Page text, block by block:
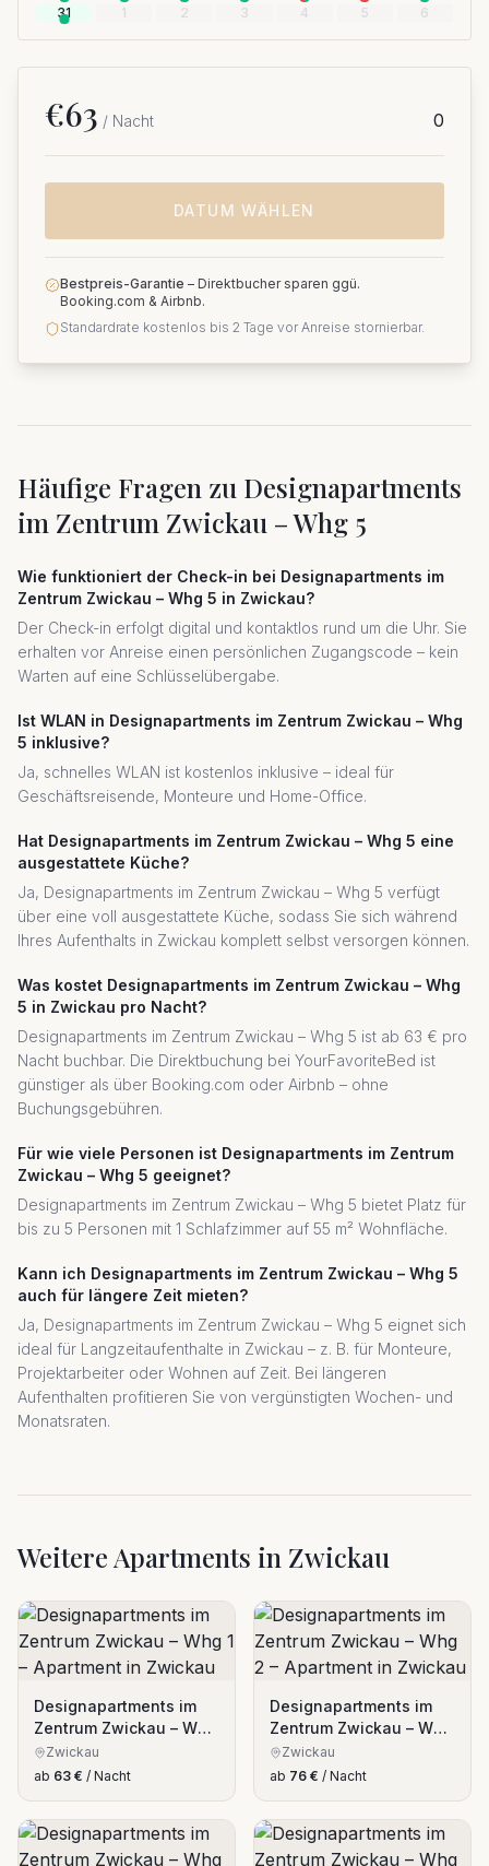
31 1 2 3 4 5 6
€63 / Nacht 0
DATUM WÄHLEN
Bestpreis-Garantie – Direktbucher sparen ggü.
Booking.com & Airbnb.
Standardrate kostenlos bis 2 Tage vor Anreise stornierbar.
Häufige Fragen zu Designapartments
im Zentrum Zwickau – Whg 5
Wie funktioniert der Check-in bei Designapartments im
Zentrum Zwickau – Whg 5 in Zwickau?
Der Check-in erfolgt digital und kontaktlos rund um die Uhr. Sie
erhalten vor Anreise einen persönlichen Zugangscode – kein
Warten auf eine Schlüsselübergabe.
Ist WLAN in Designapartments im Zentrum Zwickau – Whg
5 inklusive?
Ja, schnelles WLAN ist kostenlos inklusive – ideal für
Geschäftsreisende, Monteure und Home-Office.
Hat Designapartments im Zentrum Zwickau – Whg 5 eine
ausgestattete Küche?
Ja, Designapartments im Zentrum Zwickau – Whg 5 verfügt
über eine voll ausgestattete Küche, sodass Sie sich während
Ihres Aufenthalts in Zwickau komplett selbst versorgen können.
Was kostet Designapartments im Zentrum Zwickau – Whg
5 in Zwickau pro Nacht?
Designapartments im Zentrum Zwickau – Whg 5 ist ab 63 € pro
Nacht buchbar. Die Direktbuchung bei YourFavoriteBed ist
günstiger als über Booking.com oder Airbnb – ohne
Buchungsgebühren.
Für wie viele Personen ist Designapartments im Zentrum
Zwickau – Whg 5 geeignet?
Designapartments im Zentrum Zwickau – Whg 5 bietet Platz für
bis zu 5 Personen mit 1 Schlafzimmer auf 55 m² Wohnfläche.
Kann ich Designapartments im Zentrum Zwickau – Whg 5
auch für längere Zeit mieten?
Ja, Designapartments im Zentrum Zwickau – Whg 5 eignet sich
ideal für Langzeitaufenthalte in Zwickau – z. B. für Monteure,
Projektarbeiter oder Wohnen auf Zeit. Bei längeren
Aufenthalten profitieren Sie von vergünstigten Wochen- und
Monatsraten.
Weitere Apartments in Zwickau
Designapartments im
Zentrum Zwickau – Whg
1 Zwickau
ab 63 € / Nacht
Designapartments im
Zentrum Zwickau – Whg
2 Zwickau
ab 76 € / Nacht